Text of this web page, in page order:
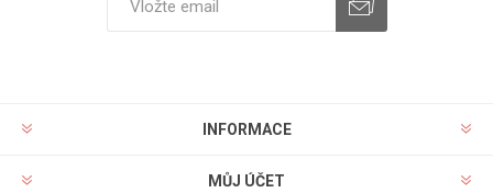
INFORMACE
MŮJ ÚČET